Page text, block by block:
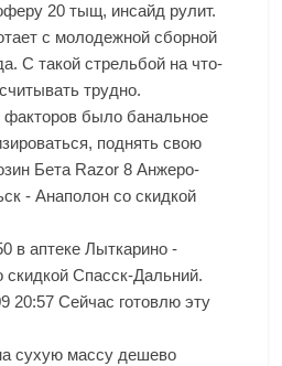
20 тыщ, инсайд рулит.
с молодежной сборной
С такой стрельбой на что-
трудно.
было банальное
поднять свою
Бета Razor 8 Анжеро-
- Анаполон со скидкой
в аптеке Лыткарино -
скидкой Спасск-Дальний.
20:57 Сейчас готовлю эту
сухую массу дешево